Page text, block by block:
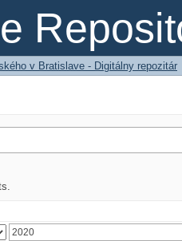
v Bratislave - Digitálny repozitár